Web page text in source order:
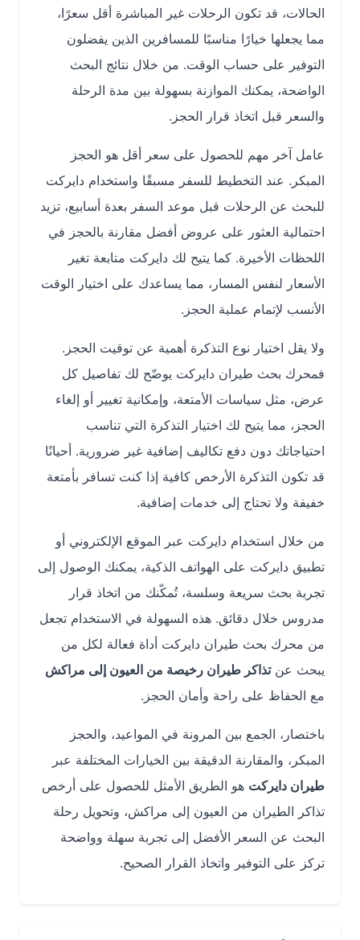
الحالات، قد تكون الرحلات غير المباشرة أقل سعرًا،
مما يجعلها خيارًا مناسبًا للمسافرين الذين يفضلون
التوفير على حساب الوقت. من خلال نتائج البحث
الواضحة، يمكنك الموازنة بسهولة بين مدة الرحلة
والسعر قبل اتخاذ قرار الحجز.
عامل آخر مهم للحصول على سعر أقل هو الحجز
المبكر. عند التخطيط للسفر مسبقًا واستخدام دايركت
للبحث عن الرحلات قبل موعد السفر بعدة أسابيع، تزيد
احتمالية العثور على عروض أفضل مقارنة بالحجز في
اللحظات الأخيرة. كما يتيح لك دايركت متابعة تغير
الأسعار لنفس المسار، مما يساعدك على اختيار الوقت
الأنسب لإتمام عملية الحجز.
ولا يقل اختيار نوع التذكرة أهمية عن توقيت الحجز.
فمحرك بحث طيران دايركت يوضّح لك تفاصيل كل
عرض، مثل سياسات الأمتعة، وإمكانية تغيير أو إلغاء
الحجز، مما يتيح لك اختيار التذكرة التي تناسب
احتياجاتك دون دفع تكاليف إضافية غير ضرورية. أحيانًا
قد تكون التذكرة الأرخص كافية إذا كنت تسافر بأمتعة
خفيفة ولا تحتاج إلى خدمات إضافية.
من خلال استخدام دايركت عبر الموقع الإلكتروني أو
تطبيق دايركت على الهواتف الذكية، يمكنك الوصول إلى
تجربة بحث سريعة وسلسة، تُمكّنك من اتخاذ قرار
مدروس خلال دقائق. هذه السهولة في الاستخدام تجعل
من محرك بحث طيران دايركت أداة فعالة لكل من
يبحث عنتذاكر طيران رخيصة من العيون إلى مراكش
مع الحفاظ على راحة وأمان الحجز.
باختصار، الجمع بين المرونة في المواعيد، والحجز
المبكر، والمقارنة الدقيقة بين الخيارات المختلفة عبر
طيران دايركتهو الطريق الأمثل للحصول على أرخص
تذاكر الطيران من العيون إلى مراكش، وتحويل رحلة
البحث عن السعر الأفضل إلى تجربة سهلة وواضحة
تركز على التوفير واتخاذ القرار الصحيح.